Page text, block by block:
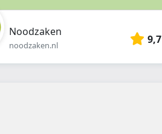
Noodzaken
noodzaken.nl 9,7